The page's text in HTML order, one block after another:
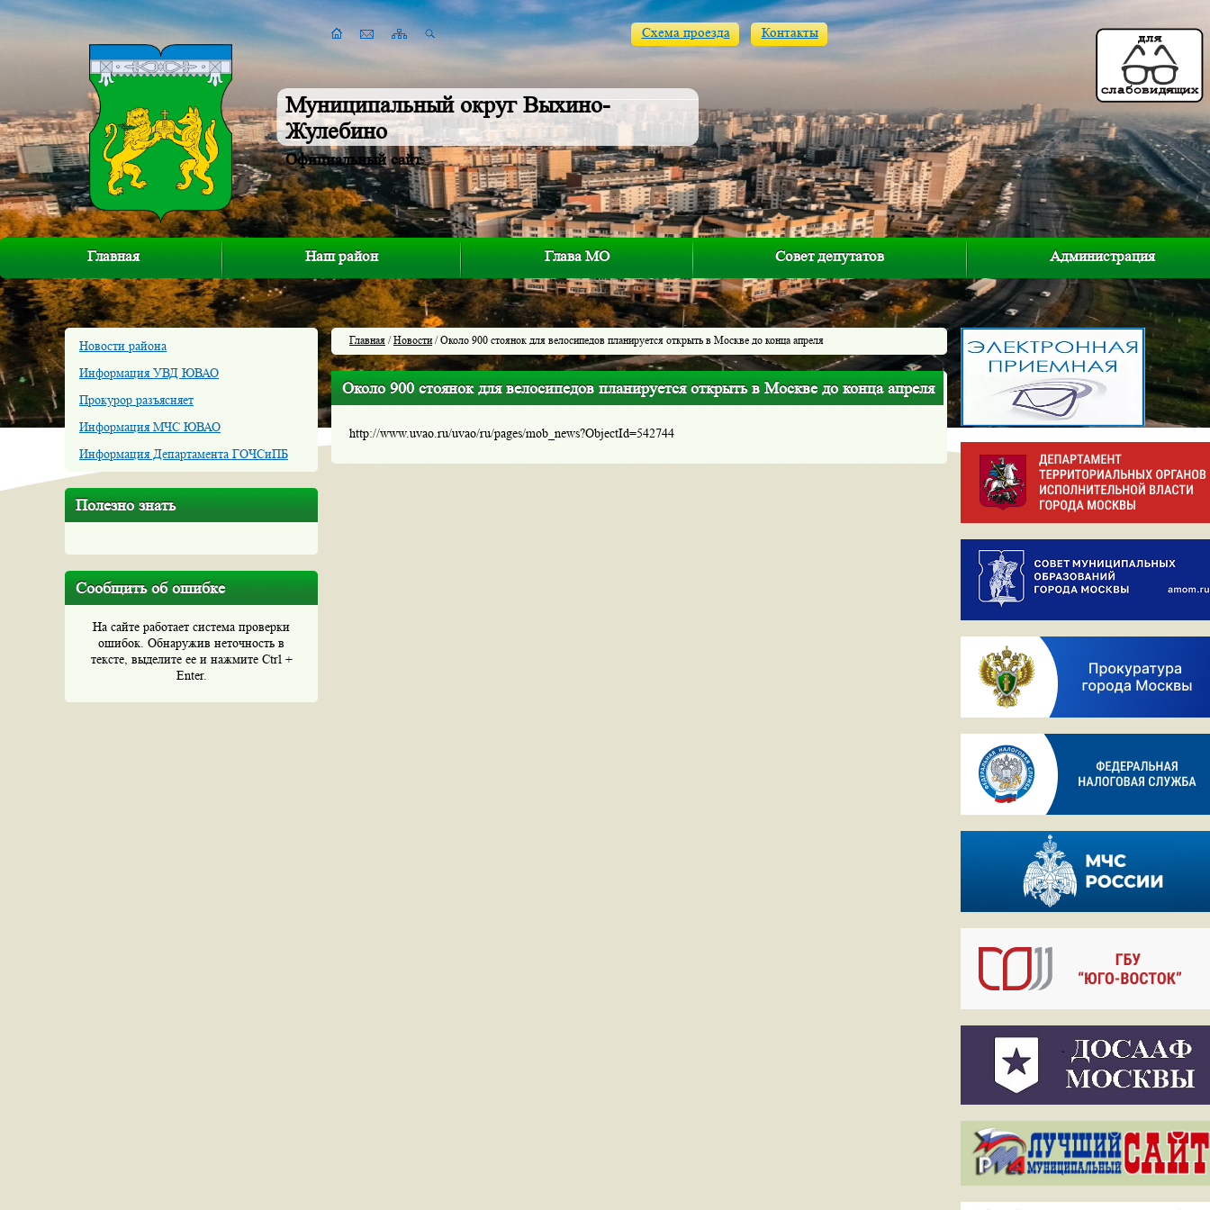
Муниципальный округ Выхино-
Жулебино
Официальный сайт
Схема проезда Контакты
Главная Наш район Глава МО Совет депутатов Администрация
Новости района
Информация УВД ЮВАО
Прокурор разъясняет
Информация МЧС ЮВАО
Информация Департамента ГОЧСиПБ
Полезно знать
Сообщить об ошибке
На сайте работает система проверки
ошибок. Обнаружив неточность в
тексте, выделите ее и нажмите Ctrl +
Enter.
Главная /Новости/ Около 900 стоянок для велосипедов планируется открыть в Москве до конца апреля
Около 900 стоянок для велосипедов планируется открыть в Москве до конца апреля
http://www.uvao.ru/uvao/ru/pages/mob_news?ObjectId=542744